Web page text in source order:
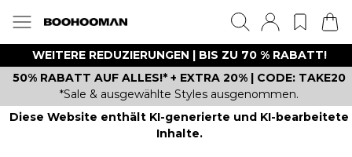
WEITERE REDUZIERUNGEN | BIS ZU 70 % RABATT!
50% RABATT AUF ALLES!* + EXTRA 20% | CODE: TAKE20
*Sale & ausgewählte Styles ausgenommen.
Diese Website enthält KI-generierte und KI-bearbeitete
Inhalte.